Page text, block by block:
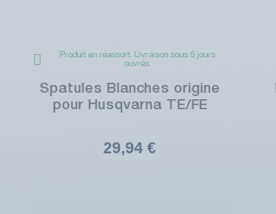
Produit en réassort. Livraison sous 6 jours
ouvrés
Spatules Blanches origine
pour Husqvarna TE/FE
29,94 €